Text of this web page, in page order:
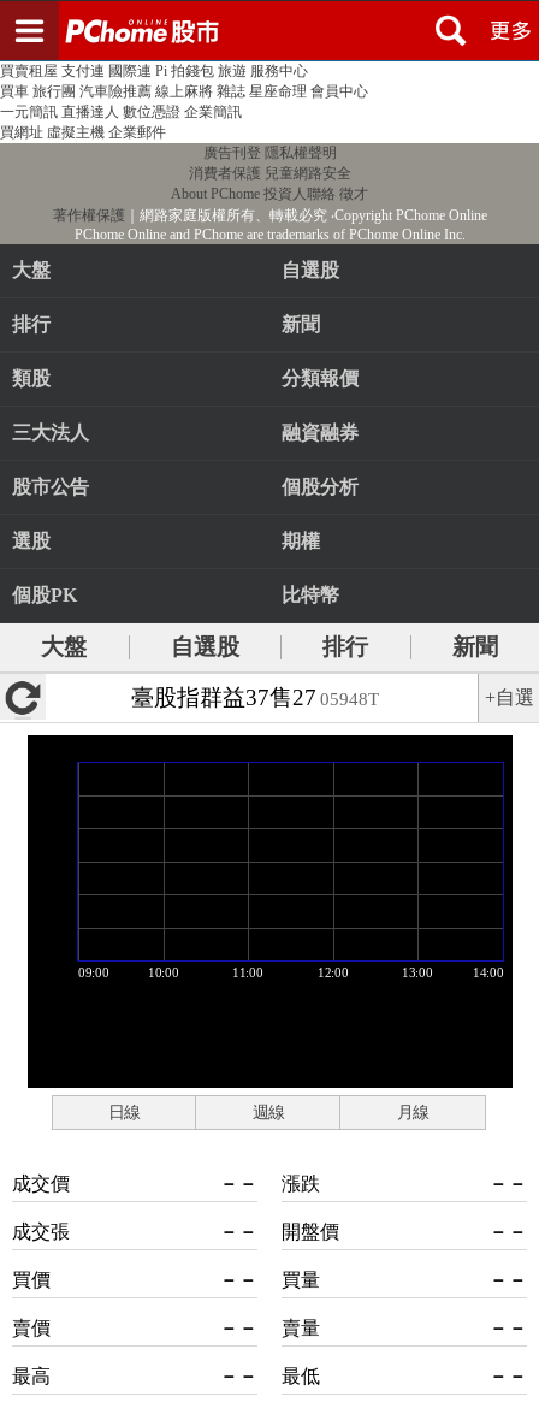
PChome首頁 線上購物 24h購物 書店
買賣租屋 支付連 國際連 Pi 拍錢包 旅遊 服務中心
買車 旅行團 汽車險推薦 線上麻將 雜誌 星座命理 會員中心
一元簡訊 直播達人 數位憑證 企業簡訊
買網址 虛擬主機 企業郵件
廣告刊登 隱私權聲明
消費者保護 兒童網路安全
About PChome 投資人聯絡 徵才
著作權保護 ｜網路家庭版權所有、轉載必究‧Copyright PChome Online
PChome Online and PChome are trademarks of PChome Online Inc.
大盤 自選股
排行 新聞
類股 分類報價
三大法人 融資融券
股市公告 個股分析
選股 期權
個股PK 比特幣
大盤 自選股 排行
新聞
臺股指群益37售27 05948T +自選
日線 週線 月線
成交價 －－
成交張 －－
買價 －－
賣價 －－
最高 －－
漲跌 －－
開盤價 －－
買量 －－
賣量 －－
最低 －－